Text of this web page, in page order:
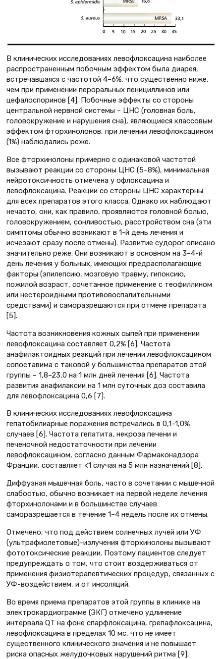
В клинических исследованиях левофлоксацина наиболее
распространенным побочным эффектом была диарея,
встречавшаяся с частотой 4–6%, что существенно ниже,
чем при применении пероральных пенициллинов или
цефалоспоринов [4]. Побочные эффекты со стороны
центральной нервной системы – ЦНС (головная боль,
головокружение и нарушения сна), являющиеся классовым
эффектом фторхинолонов, при лечении левофлоксацином
(1%) наблюдались реже.
Все фторхинолоны примерно с одинаковой частотой
вызывают реакции со стороны ЦНС (5–8%), минимальная
нейротоксичность отмечена у офлоксацина и
левофлоксацина. Реакции со стороны ЦНС характерны
для всех препаратов этого класса. Однако их наблюдают
нечасто, они, как правило, проявляются головной болью,
головокружением, сонливостью, расстройством сна (эти
симптомы обычно возникают в 1-й день лечения и
исчезают сразу после отмены). Развитие судорог описано
значительно реже. Они возникают в основном на 3–4-й
день лечения у больных, имеющих предрасполагающие
факторы (эпилепсию, мозговую травму, гипоксию,
пожилой возраст, сочетанное применение с теофиллином
или нестероидными противовоспалительными
средствами) и саморазрешаются при отмене препарата
[5].
Частота возникновения кожных сыпей при применении
левофлоксацина составляет 0,2% [6]. Частота
анафилактоидных реакций при лечении левофлоксацином
сопоставима с таковой у большинства препаратов этой
группы – 1,8–23,0 на 1 млн дней лечения [6]. Частота
развития анафилаксии на 1 млн суточных доз составила
для левофлоксацина 0,6 [7].
В клинических исследованиях левофлоксацина
гепатобилиарные поражения встречались в 0,1–1,0%
случаев [6]. Частота гепатита, некроза печени и
печеночной недостаточности при лечении
левофлоксацином, согласно данным Фармаконадзора
Франции, составляет <1 случая на 5 млн назначений [8].
Диффузная мышечная боль, часто в сочетании с мышечной
слабостью, обычно возникает на первой неделе лечения
фторхинолонами и в большинстве случаев
саморазрешается в течение 1–4 недель после их отмены.
Отмечено, что под действием солнечных лучей или УФ
(ультрафиолетовые)-излучения фторхинолоны вызывают
фототоксические реакции. Поэтому пациентов следует
предупреждать о том, что стоит воздерживаться от
применения физиотерапевтических процедур, связанных с
УФ-воздействием, и от инсоляций.
Во время приема препаратов этой группы в клинике на
электрокардиограмме (ЭКГ) отмечено удлинение
интервала QT на фоне спарфлоксацина, грепафлоксацина,
левофлоксацина в пределах 10 мс, что не имеет
существенного клинического значения и не повышает
риска опасных желудочковых нарушений ритма [9].